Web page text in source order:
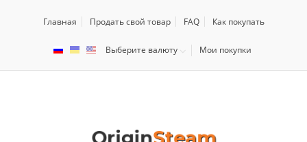
Главная Продать свой товар FAQ Как покупать
Выберите валюту Мои покупки